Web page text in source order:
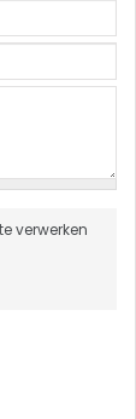
verwerken